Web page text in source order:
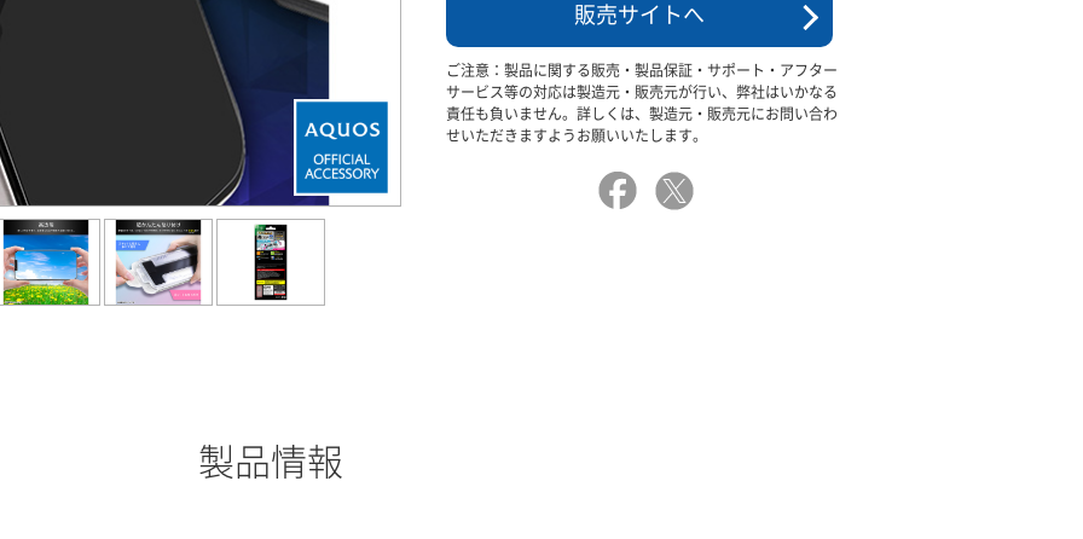
販売サイトへ
ご注意：製品に関する販売・製品保証・サポート・アフター
サービス等の対応は製造元・販売元が行い、弊社はいかなる
責任も負いません。詳しくは、製造元・販売元にお問い合わ
せいただきますようお願いいたします。
製品情報